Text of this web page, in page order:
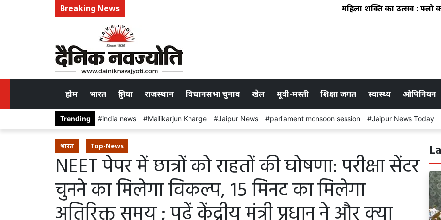
Breaking News महिला शक्ति का उत्सव : फ्लो
होम भारत दुनिया राजस्थान विधानसभा चुनाव खेल मूवी-मस्ती शिक्षा जगत स्वास्थ्य ओपिनियन
Trending india news Mallikarjun Kharge Jaipur News parliament monsoon session Jaipur News Today
भारत Top-News
NEET पेपर में छात्रों को राहतों की घोषणा: परीक्षा सेंटर
चुनने का मिलेगा विकल्प, 15 मिनट का मिलेगा